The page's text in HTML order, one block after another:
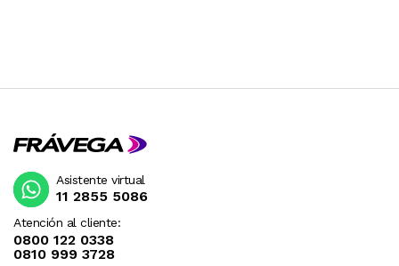
Atención al cliente:
0800 122 0338
0810 999 3728
Asistente virtual
11 2855 5086